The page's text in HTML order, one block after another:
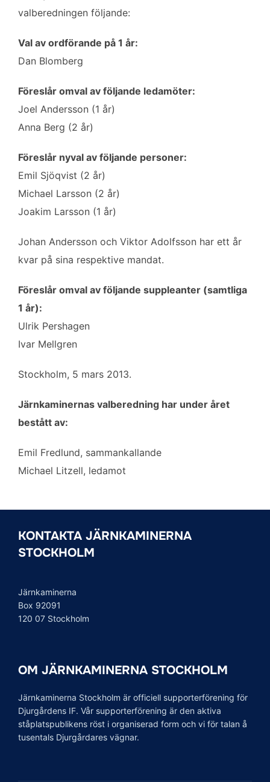
valberedningen följande:
Val av ordförande på 1 år:
Dan Blomberg
Föreslår omval av följande ledamöter:
Joel Andersson (1 år)
Anna Berg (2 år)
Föreslår nyval av följande personer:
Emil Sjöqvist (2 år)
Michael Larsson (2 år)
Joakim Larsson (1 år)
Johan Andersson och Viktor Adolfsson har ett år
kvar på sina respektive mandat.
Föreslår omval av följande suppleanter (samtliga
1 år):
Ulrik Pershagen
Ivar Mellgren
Stockholm, 5 mars 2013.
Järnkaminernas valberedning har under året
bestått av:
Emil Fredlund, sammankallande
Michael Litzell, ledamot
KONTAKTA JÄRNKAMINERNA
STOCKHOLM
Järnkaminerna
Box 92091
120 07 Stockholm
OM JÄRNKAMINERNA STOCKHOLM
Järnkaminerna Stockholm är officiell supporterförening för
Djurgårdens IF. Vår supporterförening är den aktiva
ståplatspublikens röst i organiserad form och vi för talan å
tusentals Djurgårdares vägnar.